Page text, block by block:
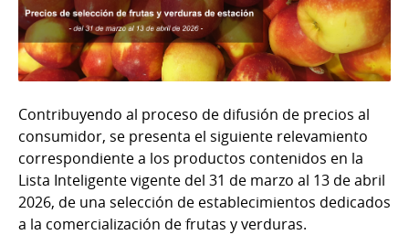
Contribuyendo al proceso de difusión de precios al
consumidor, se presenta el siguiente relevamiento
correspondiente a los productos contenidos en la
Lista Inteligente vigente del 31 de marzo al 13 de abril
2026, de una selección de establecimientos dedicados
a la comercialización de frutas y verduras.